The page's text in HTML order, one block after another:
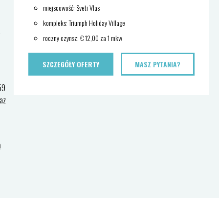
miejscowość: Sveti Vlas
kompleks: Triumph Holiday Village
roczny czynsz: € 12,00 za 1 mkw
SZCZEGÓŁY OFERTY MASZ PYTANIA?